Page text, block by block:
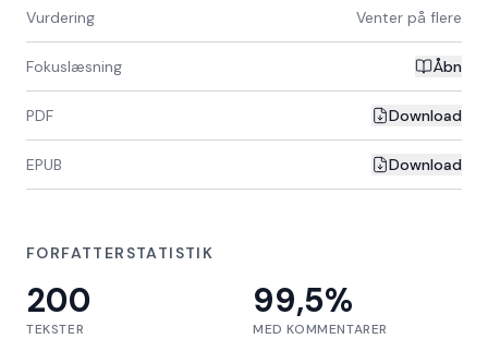
Vurdering Venter på flere
Fokuslæsning Åbn
PDF Download
EPUB Download
FORFATTERSTATISTIK
200
TEKSTER
99,5%
MED KOMMENTARER